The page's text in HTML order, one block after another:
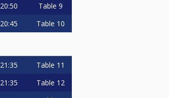
20:50 Table 9
20:45 Table 10
21:35 Table 11
21:35 Table 12